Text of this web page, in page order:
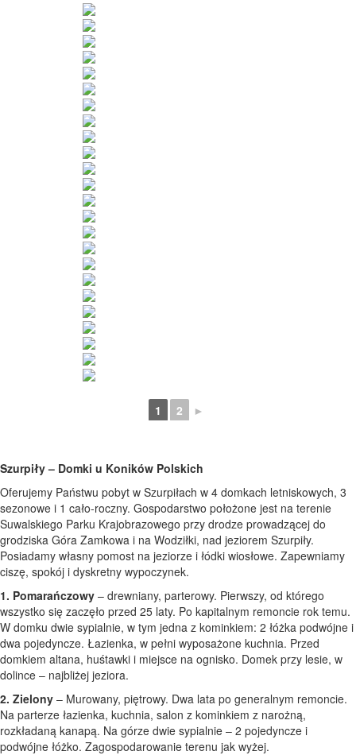
1 2 ►
Szurpiły – Domki u Koników Polskich
Oferujemy Państwu pobyt w Szurpiłach w 4 domkach letniskowych, 3
sezonowe i 1 cało-roczny. Gospodarstwo położone jest na terenie
Suwalskiego Parku Krajobrazowego przy drodze prowadzącej do
grodziska Góra Zamkowa i na Wodziłki, nad jeziorem Szurpiły.
Posiadamy własny pomost na jeziorze i łódki wiosłowe. Zapewniamy
ciszę, spokój i dyskretny wypoczynek.
1. Pomarańczowy – drewniany, parterowy. Pierwszy, od którego
wszystko się zaczęło przed 25 laty. Po kapitalnym remoncie rok temu.
W domku dwie sypialnie, w tym jedna z kominkiem: 2 łóżka podwójne i
dwa pojedyncze. Łazienka, w pełni wyposażone kuchnia. Przed
domkiem altana, huśtawki i miejsce na ognisko. Domek przy lesie, w
dolince – najbliżej jeziora.
2. Zielony – Murowany, piętrowy. Dwa lata po generalnym remoncie.
Na parterze łazienka, kuchnia, salon z kominkiem z narożną,
rozkładaną kanapą. Na górze dwie sypialnie – 2 pojedyncze i
podwójne łóżko. Zagospodarowanie terenu jak wyżej.